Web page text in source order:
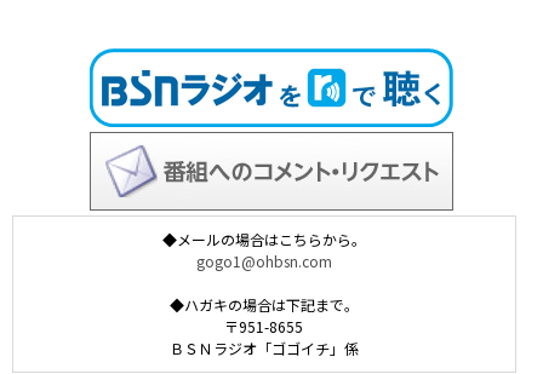
◆メールの場合はこちらから。
gogo1@ohbsn.com
◆ハガキの場合は下記まで。
〒951-8655
ＢＳＮラジオ「ゴゴイチ」係